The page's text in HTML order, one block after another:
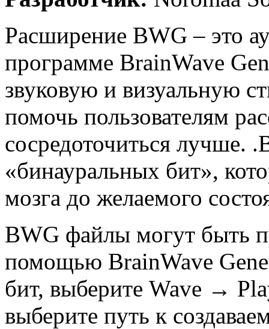
Расширение BWG – это
программе BrainWave
звуковую и визуальную
помочь пользователям
сосредоточиться лучше.
«бинауральных бит»,
мозга до желаемого
BWG файлы могут быть
помощью BrainWave
бит, выберите Wave →
выберите путь к